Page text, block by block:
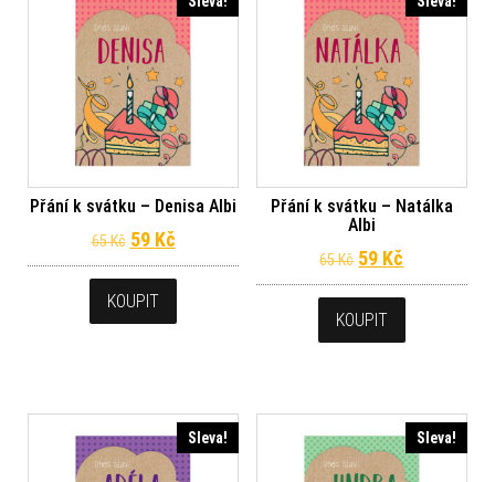
Přání k svátku – Denisa Albi
65Kč Původní cena byla: 65 Kč.
59 KčAktuální cena je: 59 Kč.
KOUPIT
Přání k svátku – Natálka
Albi
65Kč Původní cena
59 Kč
KOUPIT
Sleva! Sleva!